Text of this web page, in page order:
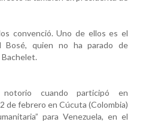
convenció. Uno de ellos es el
Bosé, quien no ha parado de
Bachelet.
cuando participó en
de febrero en Cúcuta (Colombia)
para Venezuela, en el